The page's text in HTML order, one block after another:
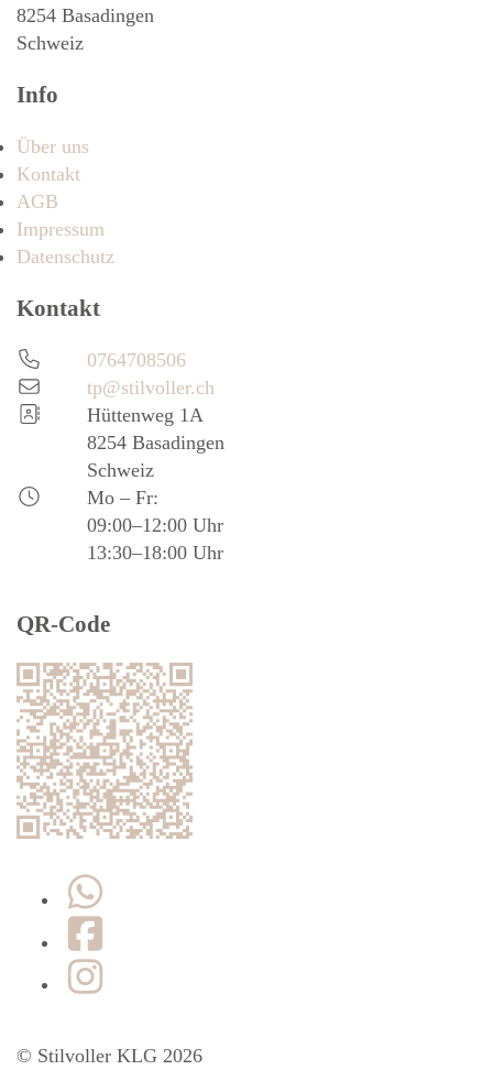
8254 Basadingen
Schweiz
Info
Über uns
Kontakt
AGB
Impressum
Datenschutz
Kontakt
0764708506
tp@stilvoller.ch
Hüttenweg 1A
8254 Basadingen
Schweiz
Mo – Fr:
09:00–12:00 Uhr
13:30–18:00 Uhr
QR-Code
© Stilvoller KLG 2026